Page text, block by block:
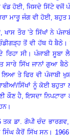
ਵੰਡ ਹੋਈ, ਜਿਸਦੇ ਸਿੱਟੇ ਵਜੋਂ
ਮਾਰੂ ਜੰਗ ਵੀ ਹੋਈ, ਬਹੁਤ
, ਖਾਸ ਤੌਰ’ਤੇ ਸਿੱਖਾਂ ਨੇ
ਤੋਂ ਵੀ ਹੱਥ ਧੋ ਬੈਠੇ ।
ਰਿਹਾ ਸੀ। ਪੰਜਾਬੀ ਸੂਬਾ
ਸਾਰੇ ਸਿੱਖ ਜਾਨਾਂ ਗੁਆ ਬੈਠੇ
ਲਿਆ ਤੇ ਫਿਰ ਵੀ ਪੰਜਾਬੀ
ਸਿੱਖਾਂ ਨੂੰ ਕੋਈ ਬਹੁਤਾ
ਕੌਣ ਹੈ, ਇਸਦਾ ਨਿਪਟਾਰਾ
।
ਤਕ ਡਾ. ਗੋਪੀ ਚੰਦ ਭਾਰਗਵ
ਸਿੰਘ ਕੈਰੋਂ ਸਿੱਖ ਸਨ।